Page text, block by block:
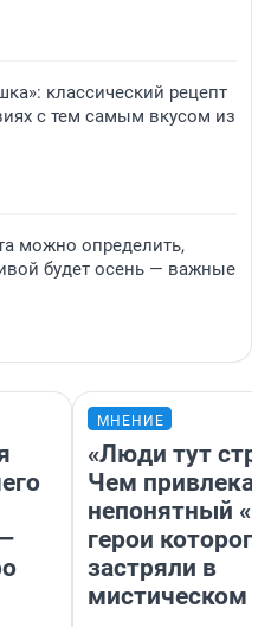
классический рецепт
с тем самым вкусом из
можно определить,
будет осень — важные
МНЕНИЕ
«Люди тут
Чем
непонятный
герои которого
застряли в
мистическом